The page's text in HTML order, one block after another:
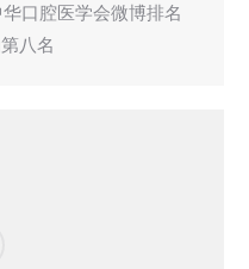
口腔医学会微博排名
八名